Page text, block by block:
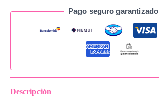
Pago seguro garantizado
Descripción